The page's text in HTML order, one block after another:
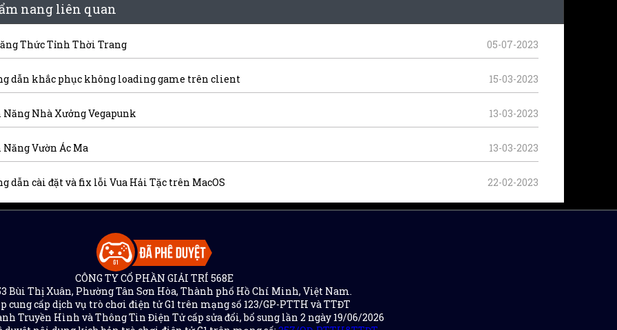
nang liên quan
Thức Tỉnh Thời Trang 05-07-2023
dẫn khắc phục không loading game trên client 15-03-2023
Nhà Xưởng Vegapunk 13-03-2023
Vườn Ác Ma 13-03-2023
dẫn cài đặt và fix lỗi Vua Hải Tặc trên MacOS 22-02-2023
CÔNG TY CỔ PHẦN GIẢI TRÍ 568E
Bùi Thị Xuân, Phường Tân Sơn Hòa, Thành phố Hồ Chí Minh, Việt Nam.
cung cấp dịch vụ trò chơi điện tử G1 trên mạng số 123/GP-PTTH và TTĐT
Truyền Hình và Thông Tin Điện Tử cấp sửa đổi, bổ sung lần 2 ngày 19/06/2026